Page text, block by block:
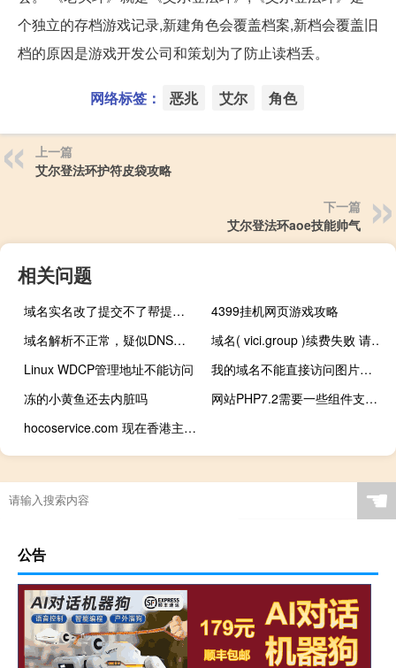
个独立的存档游戏记录,新建角色会覆盖档案,新档会覆盖旧
档的原因是游戏开发公司和策划为了防止读档丢。
网络标签： 恶兆 艾尔 角色
上一篇
艾尔登法环护符皮袋攻略
下一篇
艾尔登法环aoe技能帅气
相关问题
域名实名改了提交不了帮提交一下谢谢
4399挂机网页游戏攻略
域名解析不正常，疑似DNS污染
域名( vici.group )续费失败 请检查原因（不用操
Linux WDCP管理地址不能访问
我的域名不能直接访问图片文件，要输入验证码
冻的小黄鱼还去内脏吗
网站PHP7.2需要一些组件支持，哪里面设，或你们帮我开通
hocoservice.com 现在香港主机也需要备案了吗？
☚
公告